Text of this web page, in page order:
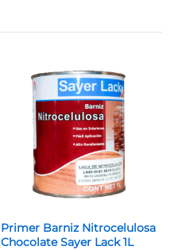
Primer Barniz Nitrocelulosa
Chocolate Sayer Lack 1L